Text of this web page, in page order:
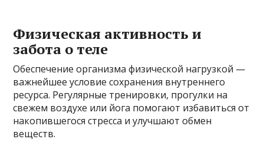
Физическая активность и
забота о теле
Обеспечение организма физической нагрузкой —
важнейшее условие сохранения внутреннего
ресурса. Регулярные тренировки, прогулки на
свежем воздухе или йога помогают избавиться от
накопившегося стресса и улучшают обмен
веществ.